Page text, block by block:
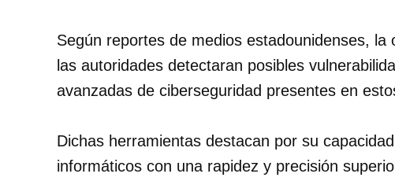
Según reportes de medios estadounidenses,
las autoridades detectaran posibles
avanzadas de ciberseguridad presentes en
Dichas herramientas destacan por su
informáticos con una rapidez y precisión